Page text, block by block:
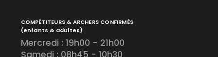
COMPÉTITEURS & ARCHERS CONFIRMÉS
(enfants & adultes)
Mercredi : 19h00 - 21h00
Samedi : 08h45 - 10h30